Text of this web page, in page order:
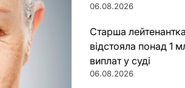
06.08.2026
Старша
відстояла понад 1
виплат у суді
06.08.2026